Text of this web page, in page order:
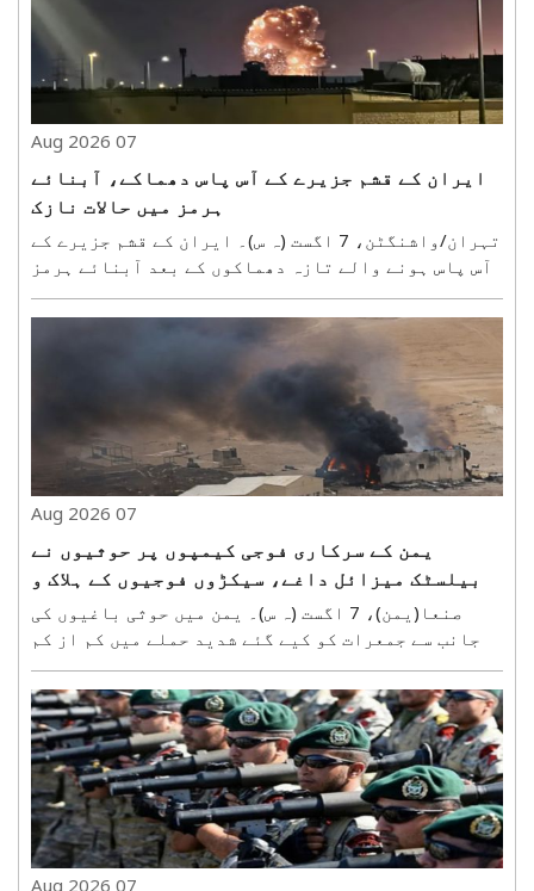
07 Aug 2026
ایران کے قشم جزیرے کے آس پاس دھماکے، آبنائے
ہرمز میں حالات نازک
تہران/واشنگٹن، 7 اگست (ہ س)۔ ایران کے قشم جزیرے کے
آس پاس ہونے والے تازہ دھماکوں کے بعد آبنائے ہرمز
میں حالات ایک بار پھر نازک ہوگئے ہیں۔ یہ دھماکے
ایک طرح سے تہران کے لیے انتباہ قرار دیے جا رہے
ہیں۔ ایران اس وقت دشمن ممالک کے بحری جہازوں کی
07 Aug 2026
یمن کے سرکاری فوجی کیمپوں پر حوثیوں نے
بیلسٹک میزائل داغے، سیکڑوں فوجیوں کے ہلاک و
زخمی ہونے کا دعویٰ
صنعا(یمن)، 7 اگست (ہ س)۔ یمن میں حوثی باغیوں کی
جانب سے جمعرات کو کیے گئے شدید حملے میں کم از کم
30 سے 45 فوجی ہلاک ہوگئے۔ حوثی باغیوں نے ماریب اور
حضرموت صوبوں میں سرکاری فوجی ٹھکانوں پر بیلسٹک
میزائل اور ڈرونز سے حملے کیے۔ ان حملوں میں زخمی
ہونے..
07 Aug 2026